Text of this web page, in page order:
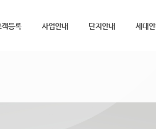
등록 사업안내 단지안내 세대